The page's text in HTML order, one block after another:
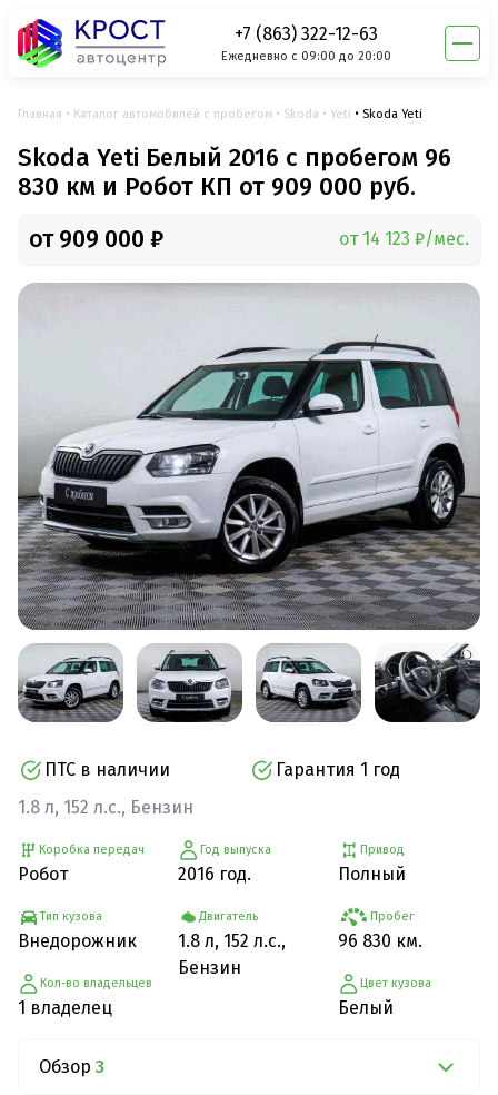
+7 (863) 322-12-63
Ежедневно с 09:00 до 20:00
Главная Каталог автомобилей с пробегом Skoda Yeti Skoda Yeti
Skoda Yeti Белый 2016 с пробегом 96
830 км и Робот КП от 909 000 руб.
от 909 000 ₽ от 14 123 ₽/мес.
ПТС в наличии
Гарантия 1 год
1.8 л, 152 л.с., Бензин
Коробка передач
Робот
Тип кузова
Внедорожник
Кол-во владельцев
1 владелец
Год выпуска
2016 год.
Двигатель
1.8 л, 152 л.с.,
Бензин
Привод
Полный
Пробег
96 830 км.
Цвет кузова
Белый
Обзор 3